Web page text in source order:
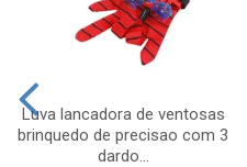
Luva lancadora de ventosas
brinquedo de precisao com 3
dardo...